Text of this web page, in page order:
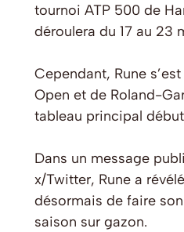
tournoi ATP 500 de
déroulera du 17 au 23
Cependant, Rune
Open et de Roland-
tableau principal
Dans un message
x/Twitter, Rune a
désormais de faire
saison sur gazon.